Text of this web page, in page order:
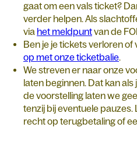
gaat om een vals ticket?
verder helpen. Als
via het meldpuntvan de
Ben je je tickets verloren of
op met onze ticketbalie.
We streven er naar onze
laten beginnen. Dat kan als
de voorstelling laten we
tenzij bij eventuele
recht op terugbetaling of